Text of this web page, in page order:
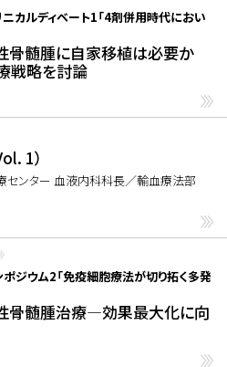
ニカルディベート1「4剤併用時代におい
骨髄腫に自家移植は必要か
戦略を討論
1）
センター 血液内科科長／輸血療法部
ポジウム2「免疫細胞療法が切り拓く多発
骨髄腫治療―効果最大化に向